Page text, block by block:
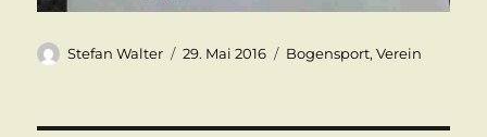
Autor
Stefan Walter
Veröffentlicht
29. Mai 2016 Kategorien
Bogensport,Verein